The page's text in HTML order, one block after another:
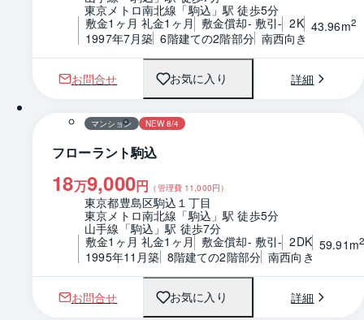
東京メトロ南北線「駒込」駅 徒歩5分
敷金1ヶ月 礼金1ヶ月 敷金償却- 敷引- 2K 43.96m2
1997年7月築 6階建ての2階部分 南西向き
お問合せ お気に入り 詳細
1 / 0 間取り
マンション NEW 8/4
フローラント駒込
18万9,000円 （管理費 11,000円）
東京都豊島区駒込１丁目
東京メトロ南北線「駒込」駅 徒歩5分
山手線「駒込」駅 徒歩7分
敷金1ヶ月 礼金1ヶ月 敷金償却- 敷引- 2DK 59.91m2
1995年11月築 8階建ての2階部分 南西向き
お問合せ お気に入り 詳細
1 / 0 間取り